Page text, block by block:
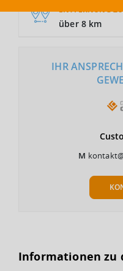
ENTFERNUNG
über 8 km
IHR
M
Informationen zu